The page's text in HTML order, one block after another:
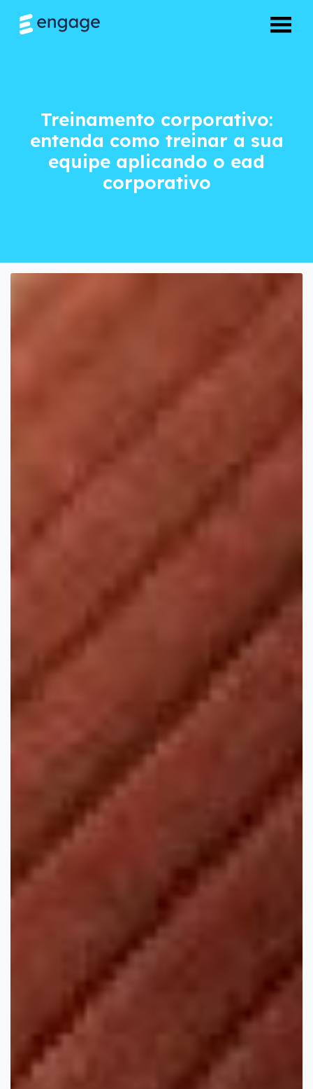
Treinamento corporativo:
entenda como treinar a sua
equipe aplicando o ead
corporativo